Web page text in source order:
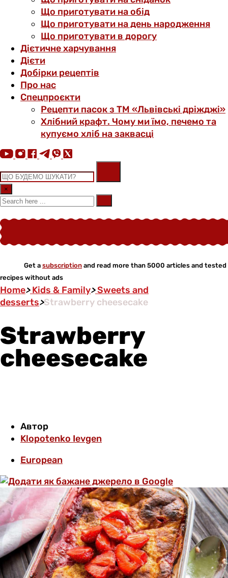
Що приготувати на обід
Що приготувати на день народження
Що приготувати в дорогу
Дієтичне харчування
Дієти
Добірки рецептів
Про нас
Спецпроєкти
Рецепти пасок з ТМ «Львівські дріжджі»
Хлібний крафт. Чому ми їмо, печемо та
купуємо хліб на заквасці
×
Get a subscription and read more than 5000 articles and tested
recipes without ads
Home>Kids & Family>Sweets and
desserts>Strawberry cheesecake
Strawberry
cheesecake
Автор
Klopotenko Ievgen
European